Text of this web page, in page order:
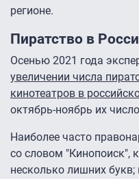
регионе.
Пиратство в
Осенью 2021 года
увеличении числа
кинотеатров в
октябрь-ноябрь их
Наиболее часто
со словом "Кинопоиск",
несколько лишних